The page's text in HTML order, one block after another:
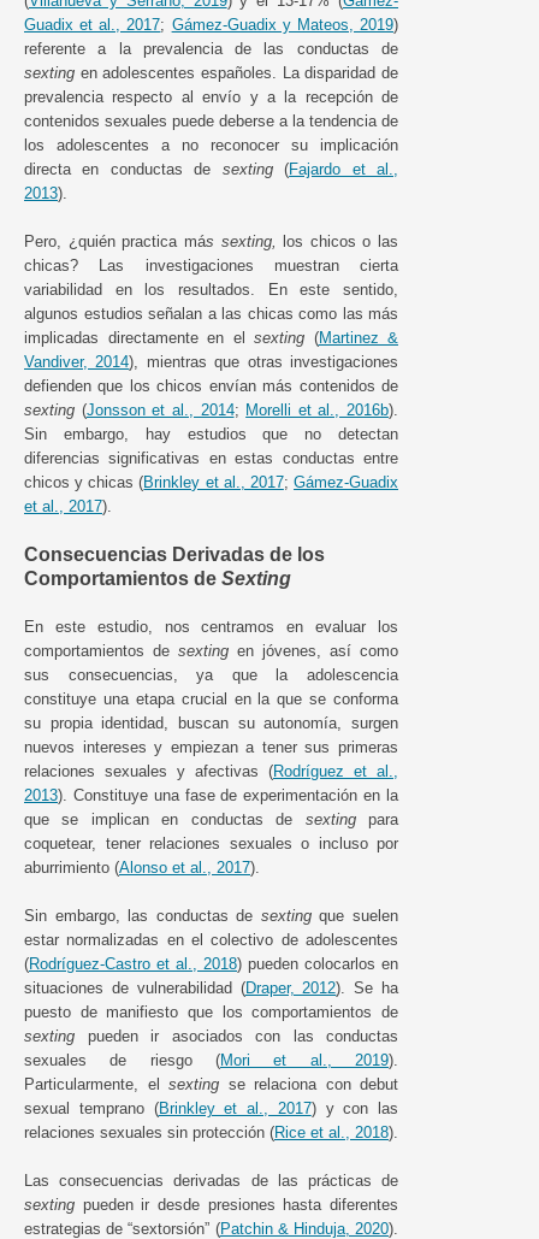
Guadix et al., 2017; Gámez-Guadix y Mateos, 2019)
referente a la prevalencia de las conductas de
sexting en adolescentes españoles. La disparidad de
prevalencia respecto al envío y a la recepción de
contenidos sexuales puede deberse a la tendencia de
los adolescentes a no reconocer su implicación
directa en conductas de sexting(Fajardo et al.,
2013).
Pero, ¿quién practica más sexting,
los chicos o las
chicas? Las investigaciones muestran cierta
variabilidad en los resultados. En este sentido,
algunos estudios señalan a las chicas como las más
implicadas directamente en el sexting (Martinez &
Vandiver, 2014), mientras que otras investigaciones
defienden que los chicos envían más contenidos de
sexting (Jonsson et al., 2014; Morelli et al., 2016b).
Sin embargo, hay estudios que no detectan
diferencias significativas en estas conductas entre
chicos y chicas (Brinkley et al., 2017;Gámez-Guadix
et al., 2017).
Consecuencias Derivadas de los
Comportamientos de Sexting
En este estudio, nos centramos en evaluar los
comportamientos de sexting en jóvenes, así como
sus consecuencias, ya que la adolescencia
constituye una etapa crucial en la que se conforma
su propia identidad, buscan su autonomía, surgen
nuevos intereses y empiezan a tener sus primeras
relaciones sexuales y afectivas (Rodríguez et al.,
2013). Constituye una fase de experimentación en la
que se implican en conductas de sextingpara
coquetear, tener relaciones sexuales o incluso por
aburrimiento (Alonso et al., 2017).
Sin embargo, las conductas de sextingque suelen
estar normalizadas en el colectivo de adolescentes
(Rodríguez-Castro et al., 2018) pueden colocarlos en
situaciones de vulnerabilidad (Draper, 2012). Se ha
puesto de manifiesto que los comportamientos de
sexting pueden ir asociados con las conductas
sexuales de riesgo (Mori et al., 2019).
Particularmente, el sexting se relaciona con debut
sexual temprano (Brinkley et al., 2017) y con las
relaciones sexuales sin protección (Rice et al., 2018).
Las consecuencias derivadas de las prácticas de
sexting pueden ir desde presiones hasta diferentes
estrategias de “sextorsión” (Patchin & Hinduja, 2020).